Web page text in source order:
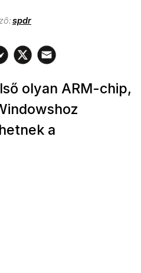
spdr
olyan ARM-chip,
a